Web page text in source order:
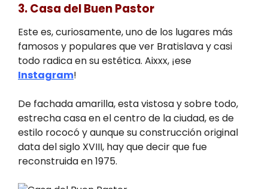
3. Casa del Buen Pastor
Este es, curiosamente, uno de los lugares más
famosos y populares que ver Bratislava y casi
todo radica en su estética. Aixxx, ¡ese
Instagram!
De fachada amarilla, esta vistosa y sobre todo,
estrecha casa en el centro de la ciudad, es de
estilo rococó y aunque su construcción original
data del siglo XVIII, hay que decir que fue
reconstruida en 1975.